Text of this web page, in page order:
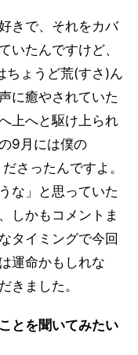
きで、それをカバ
いたんですけど、
ょうど荒(すさ)ん
に癒やされていた
上へと駆け上られ
9月には僕の
さったんですよ。
な」と思っていた
しかもコメントま
タイミングで今回
運命かもしれな
きました。
とを聞いてみたい